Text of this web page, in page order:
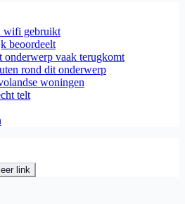
wifi gebruikt
beoordeelt
onderwerp vaak terugkomt
rond dit onderwerp
woningen
telt
link